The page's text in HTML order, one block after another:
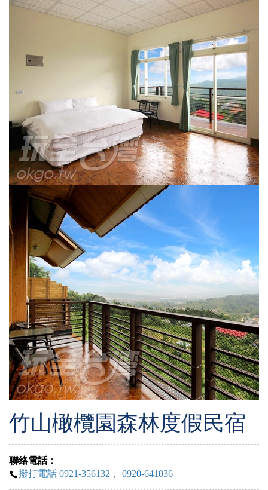
竹山橄欖園森林度假民宿
聯絡電話：
撥打電話 0921-356132
0920-641036